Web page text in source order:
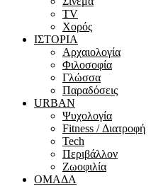
ΤV
Χορός
ΙΣΤΟΡΙΑ
Αρχαιολογία
Φιλοσοφία
Γλώσσα
Παραδόσεις
URBAN
Ψυχολογία
Fitness / Διατροφή
Tech
Περιβάλλον
Ζωοφιλία
ΟΜΑΔΑ